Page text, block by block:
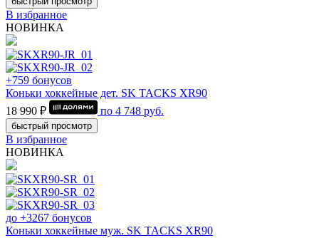
В избранное
НОВИНКА
+759 бонусов
Коньки хоккейные дет. SK TACKS XR90
18 990 ₽
по 4 748 руб.
быстрый просмотр
В избранное
НОВИНКА
до +3267 бонусов
Коньки хоккейные муж. SK TACKS XR90